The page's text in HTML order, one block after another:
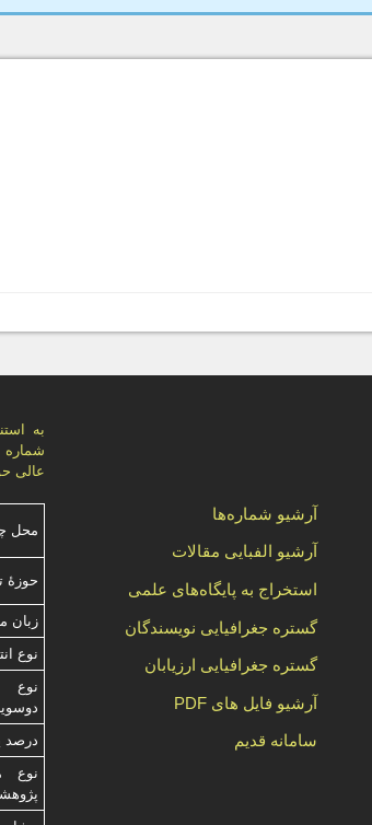
عالی
محل
حوزۀ
زبان
نوع
درصد
نوع
آرشیو شماره‌ها
آرشیو الفبایی مقالات
استخراج به پایگاه‌های علمی
گستره جغرافیایی نویسندگان
گستره جغرافیایی ارزیابان
آرشیو فایل های PDF
سامانه قدیم